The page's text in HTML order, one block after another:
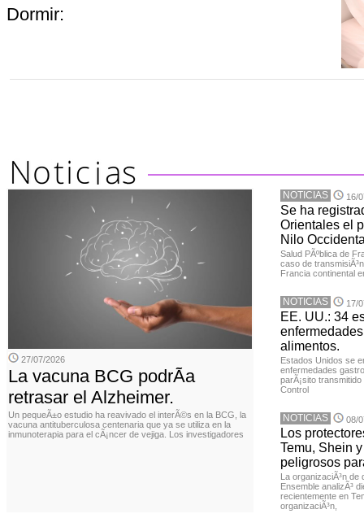
Dormir:
27/07/2026
La vacuna BCG podrÃ­a
retrasar el Alzheimer.
Un pequeÃ±o estudio ha reavivado el interÃ©s en la BCG, la
vacuna antituberculosa centenaria que ya se utiliza en la
inmunoterapia para el cÃ¡ncer de vejiga. Los investigadores
NOTICIAS 16/
Se ha
Orientales el
Nilo
Salud PÃºblica de
caso de
Francia continental
NOTICIAS 17/
EE. UU.: 34
alimentos.
Estados Unidos se
enfermedades
parÃ¡sito
Control
NOTICIAS 08/
Los
Temu, Shein
peligrosos
La organizaciÃ³n
Ensemble analizÃ³
recientemente en
organizaciÃ³n,